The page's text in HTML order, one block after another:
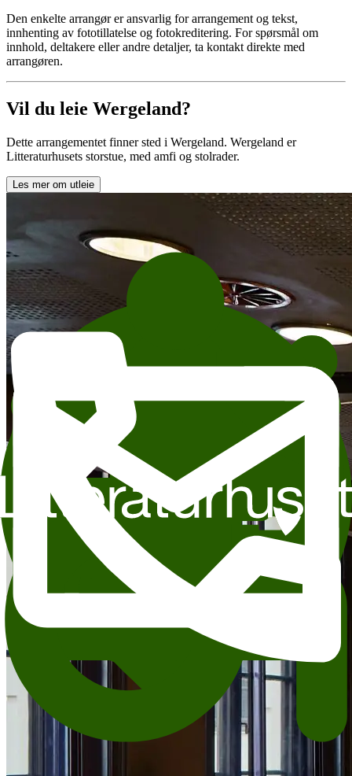
Den enkelte arrangør er ansvarlig for arrangement og tekst,
innhenting av fototillatelse og fotokreditering. For spørsmål om
innhold, deltakere eller andre detaljer, ta kontakt direkte med
arrangøren.
Vil du leie Wergeland?
Dette arrangementet finner sted i Wergeland. Wergeland er
Litteraturhusets storstue, med amfi og stolrader.
Les mer om utleie